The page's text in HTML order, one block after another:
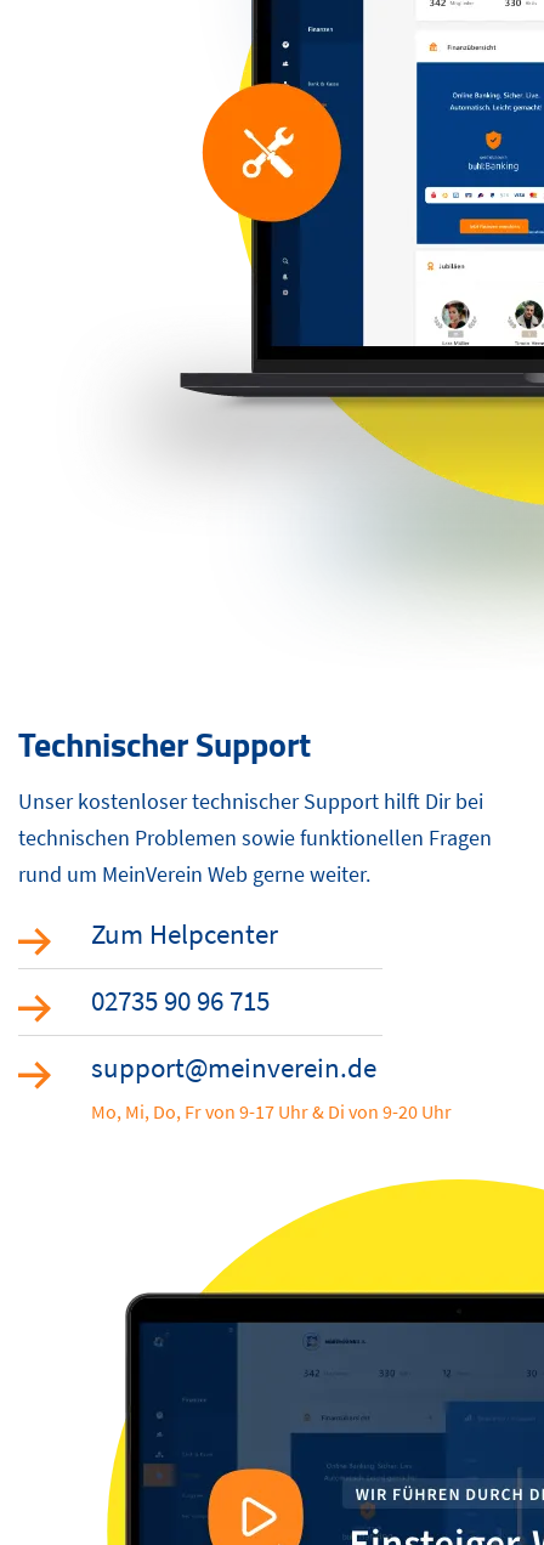
Technischer Support
Unser kostenloser technischer Support hilft Dir bei
technischen Problemen sowie funktionellen Fragen
rund um MeinVerein Web gerne weiter.
Zum Helpcenter
02735 90 96 715
support@meinverein.de
Mo, Mi, Do, Fr von 9-17 Uhr & Di von 9-20 Uhr